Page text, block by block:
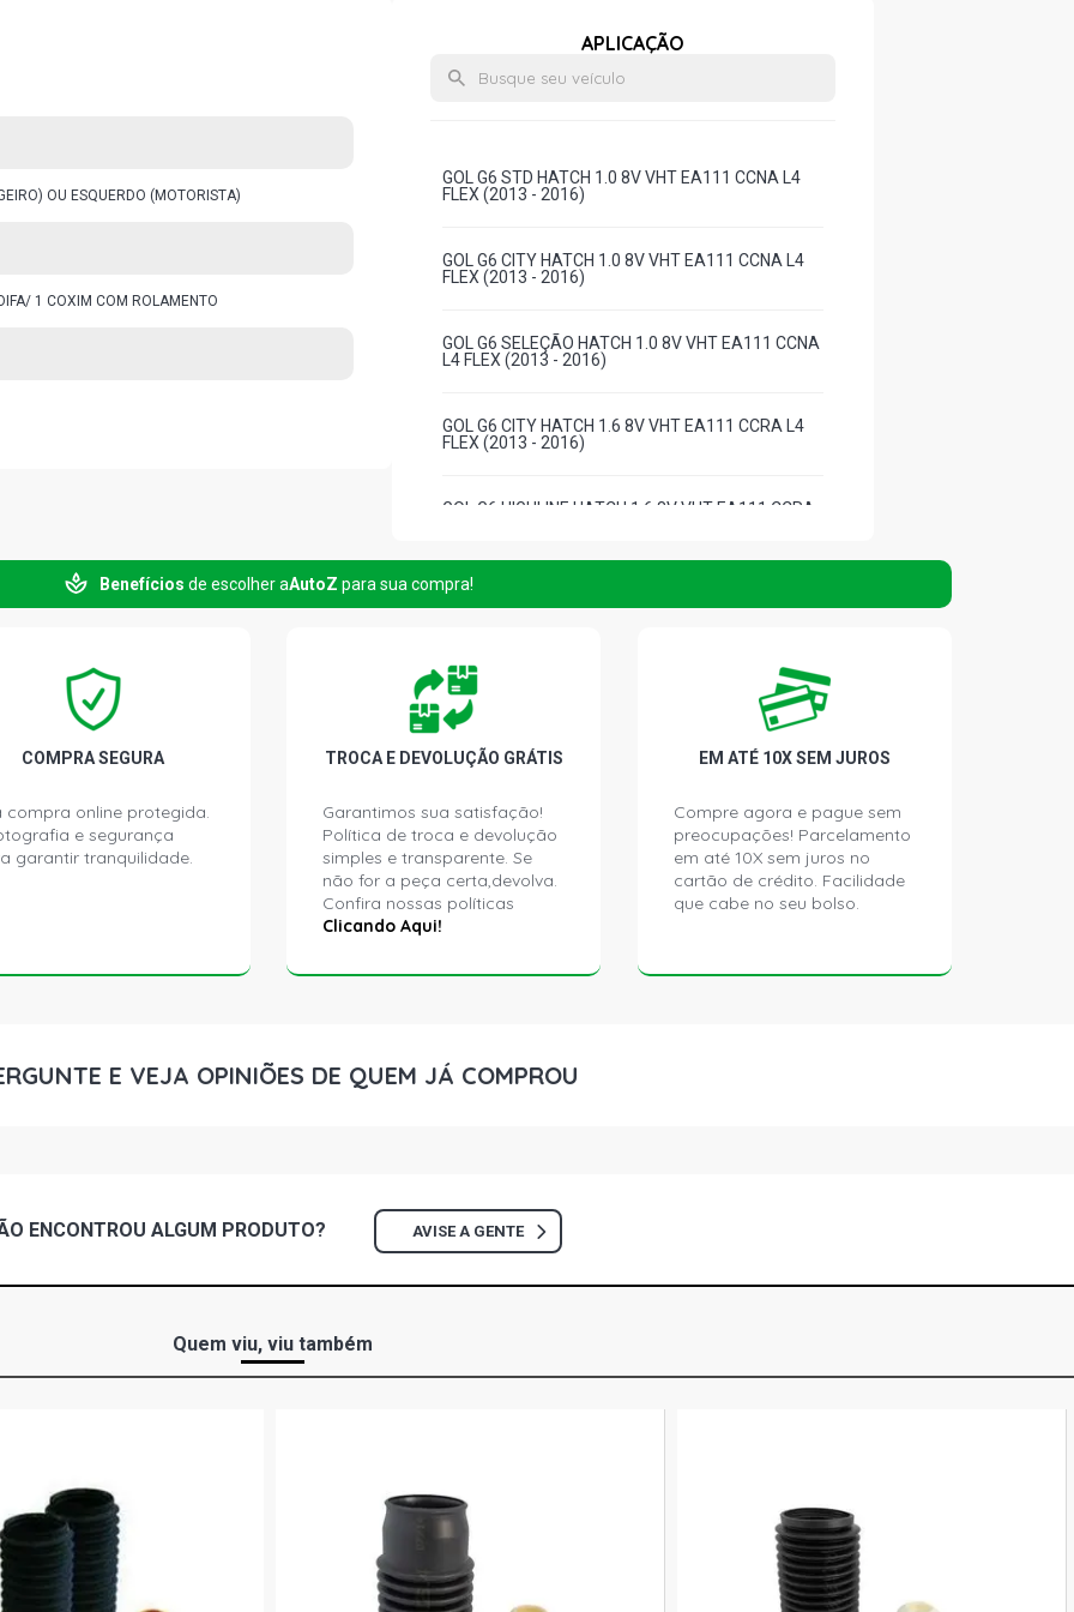
OU ESQUERDO (MOTORISTA)
1 COXIM COM ROLAMENTO
APLICAÇÃO
GOL G6 STD HATCH 1.0 8V VHT EA111 CCNA L4
FLEX (2013 - 2016)
GOL G6 CITY HATCH 1.0 8V VHT EA111 CCNA L4
FLEX (2013 - 2016)
GOL G6 SELEÇÃO HATCH 1.0 8V VHT EA111 CCNA
L4 FLEX (2013 - 2016)
GOL G6 CITY HATCH 1.6 8V VHT EA111 CCRA L4
FLEX (2013 - 2016)
GOL G6 HIGHLINE HATCH 1.6 8V VHT EA111 CCRA
GOL G6 I-MOTION HATCH 1.6 8V VHT EA111 CCRA
L4 FLEX (2013 - 2016)
GOL G6 RALLYE HATCH 1.6 8V VHT EA111 CCRA
L4 FLEX (2013 - 2016)
GOL G6 SELEÇÃO HATCH 1.6 8V VHT EA111 CCRA
L4 FLEX (2013 - 2016)
UP BLACK HATCH 1.0 12V EA211 L3 FLEX (2014 -
2016)
UP TAKE HATCH 1.0 12V EA211 L3 FLEX (2014 -
VOYAGE TREND SEDAN 1.0 8V VHT EA111 CCNA
VOYAGE TREND SEDAN 1.6 8V VHT EA111 CCRA
L4 FLEX (2012 - 2014)
UP RED HATCH 1.0 12V EA211 L3 FLEX (2014 -
2016)
Benefícios de escolher aAutoZ para sua compra!
COMPRA SEGURA
compra online protegida.
e segurança
garantir tranquilidade.
TROCA E DEVOLUÇÃO GRÁTIS
Garantimos sua satisfação!
Política de troca e devolução
simples e transparente. Se
não for a peça certa,devolva.
Confira nossas políticas
Clicando Aqui!
EM ATÉ 10X SEM JUROS
Compre agora e pague sem
preocupações! Parcelamento
em até 10X sem juros no
cartão de crédito. Facilidade
que cabe no seu bolso.
E VEJA OPINIÕES DE QUEM JÁ COMPROU
ENCONTROU ALGUM PRODUTO? AVISE A GENTE
Quem viu, viu também